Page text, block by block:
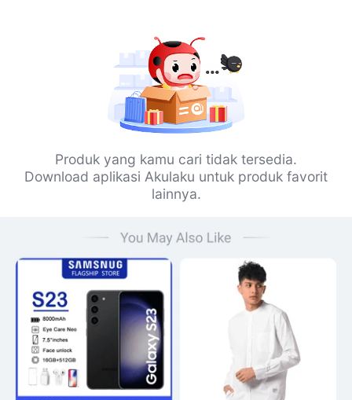
Produk yang kamu cari tidak tersedia.
Download aplikasi Akulaku untuk produk favorit
lainnya.